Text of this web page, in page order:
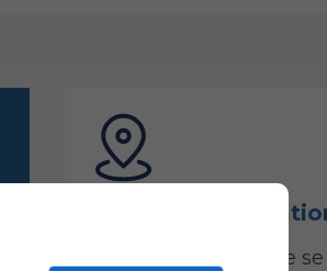
Zones
Notre entreprise